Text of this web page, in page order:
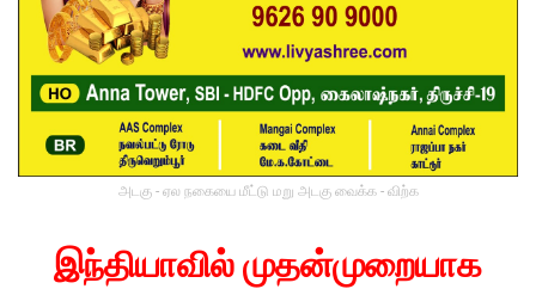
அடகு - ஏல நகையை மீட்டு மறு அடகு வைக்க - விற்க
இந்தியாவில் முதன்முறையாக